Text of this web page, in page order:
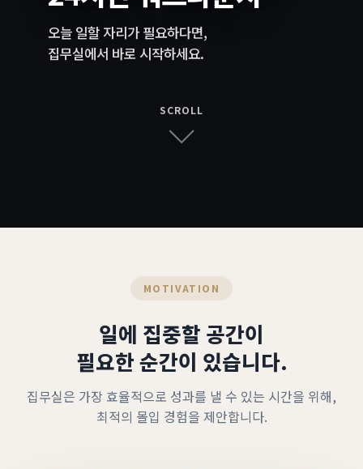
오늘 일할 자리가 필요하다면,
집무실에서 바로 시작하세요.
SCROLL
MOTIVATION
일에 집중할 공간이
필요한 순간이 있습니다.
집무실은 가장 효율적으로 성과를 낼 수 있는 시간을 위해,
최적의 몰입 경험을 제안합니다.